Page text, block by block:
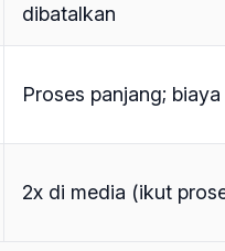
dibatalkan
Proses panjang;
2x di media (ikut